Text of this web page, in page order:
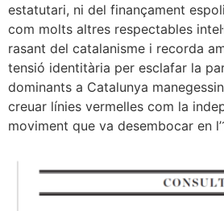
estatutari, ni del finançament
com molts altres respectables
rasant del catalanisme i recorda
tensió identitària per esclafar la
dominants a Catalunya
creuar línies vermelles com la
moviment que va desembocar en